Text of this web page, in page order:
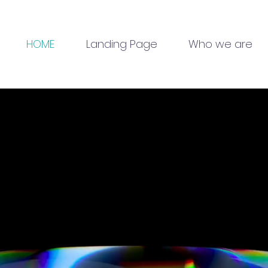
HOME Landing Page Who we are